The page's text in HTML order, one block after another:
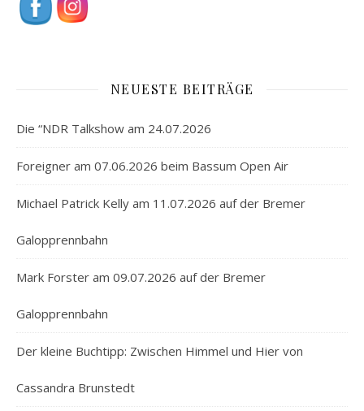
NEUESTE BEITRÄGE
Die “NDR Talkshow am 24.07.2026
Foreigner am 07.06.2026 beim Bassum Open Air
Michael Patrick Kelly am 11.07.2026 auf der Bremer
Galopprennbahn
Mark Forster am 09.07.2026 auf der Bremer
Galopprennbahn
Der kleine Buchtipp: Zwischen Himmel und Hier von
Cassandra Brunstedt